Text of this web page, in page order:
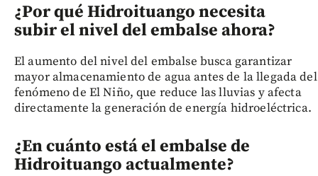
¿Por qué Hidroituango necesita
subir el nivel del embalse ahora?
El aumento del nivel del embalse busca garantizar
mayor almacenamiento de agua antes de la llegada del
fenómeno de El Niño, que reduce las lluvias y afecta
directamente la generación de energía hidroeléctrica.
¿En cuánto está el embalse de
Hidroituango actualmente?